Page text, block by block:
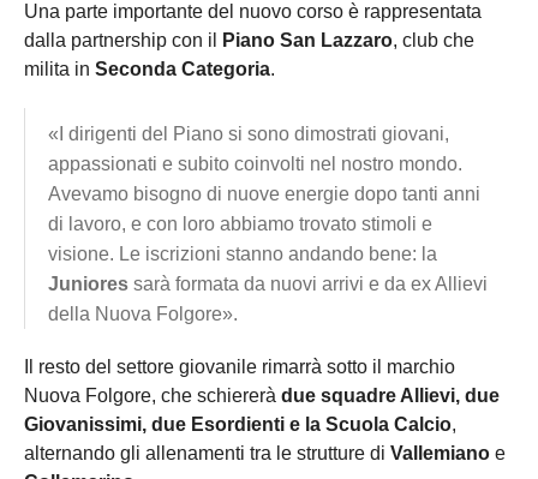
Una parte importante del nuovo corso è rappresentata
dalla partnership con il
Piano San Lazzaro, club che
milita in Seconda Categoria.
«I dirigenti del Piano si sono dimostrati giovani,
appassionati e subito coinvolti nel nostro mondo.
Avevamo bisogno di nuove energie dopo tanti anni
di lavoro, e con loro abbiamo trovato stimoli e
visione. Le iscrizioni stanno andando bene: la
Juniores sarà formata da nuovi arrivi e da ex Allievi
della Nuova Folgore».
Il resto del settore giovanile rimarrà sotto il marchio
Nuova Folgore, che schiererà due squadre Allievi, due
Giovanissimi, due Esordienti e la Scuola Calcio,
alternando gli allenamenti tra le strutture di Vallemiano e